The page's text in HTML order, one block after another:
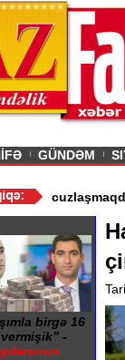
GÜNDƏM
Azərbaycan nefti
birgə 16
-